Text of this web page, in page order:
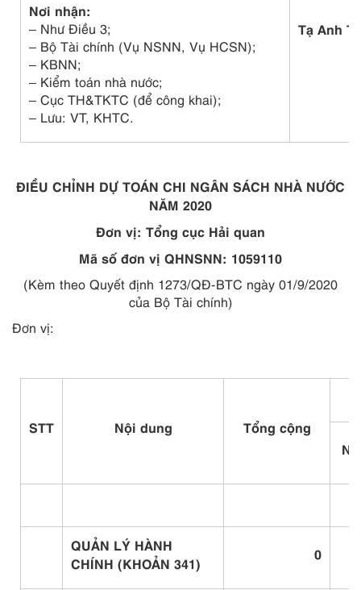
Nơi nhận:
– Như Điều 3;
– Bộ Tài chính (Vụ NSNN, Vụ HCSN);
– KBNN;
– Kiểm toán nhà nước;
– Cục TH&TKTC (để công khai);
– Lưu: VT, KHTC.
Tạ Anh
ĐIỀU CHỈNH DỰ TOÁN CHI NGÂN SÁCH NHÀ NƯỚC
NĂM 2020
Đơn vị: Tổng cục Hải quan
Mã số đơn vị QHNSNN: 1059110
(Kèm theo Quyết định 1273/QĐ-BTC ngày 01/9/2020
của Bộ Tài chính)
Đơn vị:
STT Nội dung
Tổng cộng
QUẢN LÝ HÀNH
CHÍNH (KHOẢN 341)
0